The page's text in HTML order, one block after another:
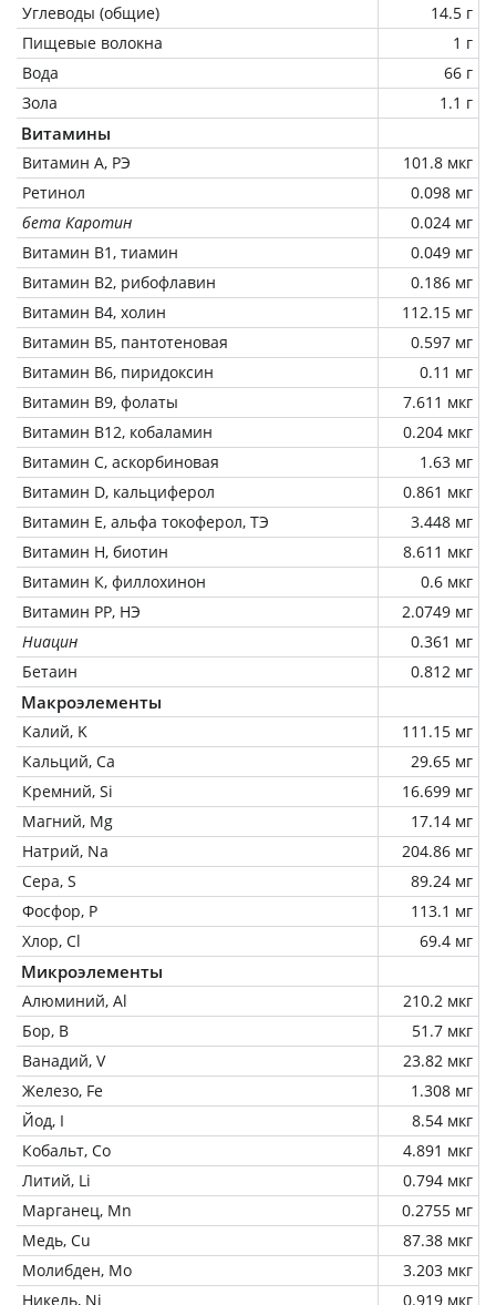
Углеводы (общие)
14.5 г
Пищевые волокна
1 г
Вода
66 г
Зола
1.1 г
Витамины
Витамин А, РЭ
101.8 мкг
Ретинол
0.098 мг
бета Каротин
0.024 мг
Витамин В1, тиамин
0.049 мг
Витамин В2, рибофлавин
0.186 мг
Витамин В4, холин
112.15 мг
Витамин В5, пантотеновая
0.597 мг
Витамин В6, пиридоксин
0.11 мг
Витамин В9, фолаты
7.611 мкг
Витамин В12, кобаламин
0.204 мкг
Витамин C, аскорбиновая
1.63 мг
Витамин D, кальциферол
0.861 мкг
Витамин Е, альфа токоферол, ТЭ
3.448 мг
Витамин Н, биотин
8.611 мкг
Витамин К, филлохинон
0.6 мкг
Витамин РР, НЭ
2.0749 мг
Ниацин
0.361 мг
Бетаин
0.812 мг
Макроэлементы
Калий, K
111.15 мг
Кальций, Ca
29.65 мг
Кремний, Si
16.699 мг
Магний, Mg
17.14 мг
Натрий, Na
204.86 мг
Сера, S
89.24 мг
Фосфор, P
113.1 мг
Хлор, Cl
69.4 мг
Микроэлементы
Алюминий, Al
210.2 мкг
Бор, B
51.7 мкг
Ванадий, V
23.82 мкг
Железо, Fe
1.308 мг
Йод, I
8.54 мкг
Кобальт, Co
4.891 мкг
Литий, Li
0.794 мкг
Марганец, Mn
0.2755 мг
Медь, Cu
87.38 мкг
Молибден, Mo
3.203 мкг
Никель, Ni
0.919 мкг